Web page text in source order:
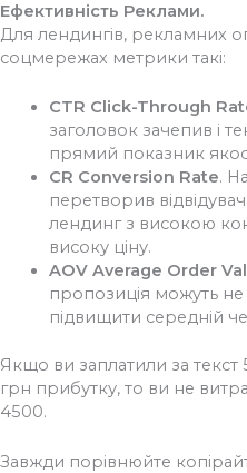
Ефективність Реклами.
Для лендингів, рекламних
соцмережах метрики такі:
CTR Click-Through
заголовок зачепив і
прямий показник
CR Conversion Rate.
перетворив
лендинг з високою
високу ціну.
AOV Average Order
пропозиція можуть
підвищити середній
Якщо ви заплатили за текст
грн прибутку, то ви не
4500.
Завжди порівнюйте